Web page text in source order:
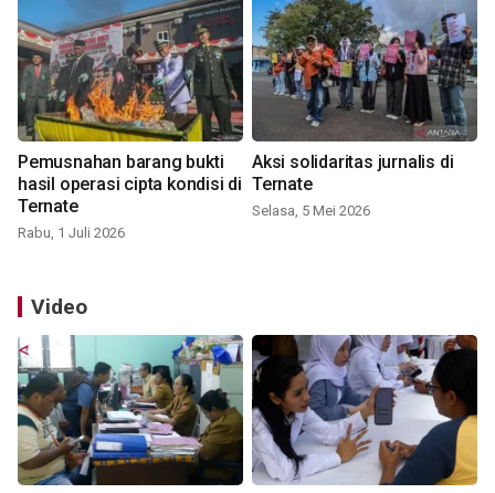
Pemusnahan barang bukti
hasil operasi cipta kondisi di
Ternate
Rabu, 1 Juli 2026
Aksi solidaritas jurnalis di
Ternate
Selasa, 5 Mei 2026
Video